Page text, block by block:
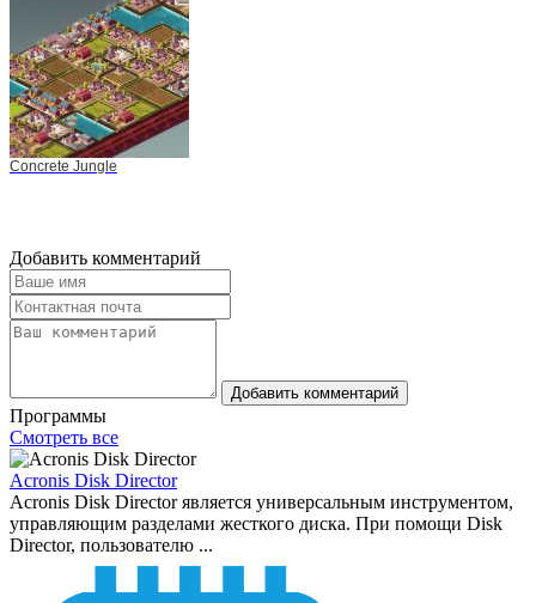
Concrete Jungle
Добавить комментарий
Добавить комментарий
Программы
Смотреть все
Acronis Disk Director
Acronis Disk Director является универсальным инструментом,
управляющим разделами жесткого диска. При помощи Disk
Director, пользователю ...